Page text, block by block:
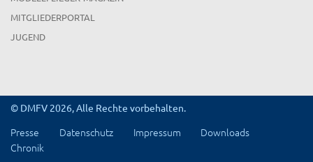
MITGLIEDERPORTAL
JUGEND
© DMFV 2026, Alle Rechte vorbehalten.
Presse Datenschutz Impressum
Downloads
Chronik